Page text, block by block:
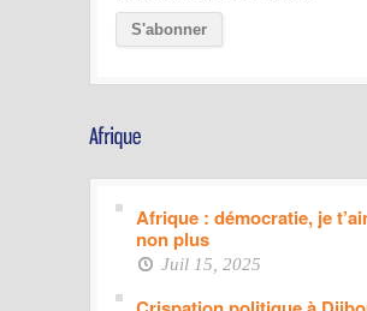
Afrique : démocratie, je
non plus
Juil 15, 2025